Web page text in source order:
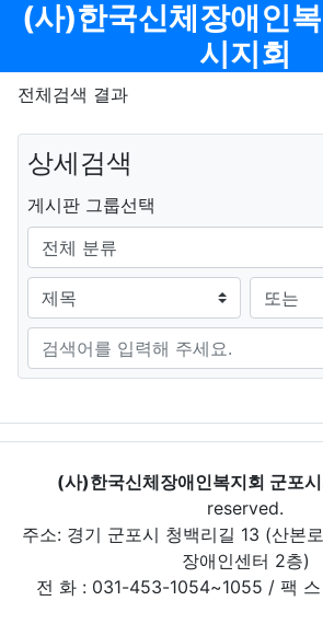
메뉴
(사)한국신체장애인
시지회
전체검색 결과
상세검색
그룹
게시판 그룹선택
검색조건 검색방법
검색어
(사)한국신체장애인복지회 군포
reserved.
주소: 경기 군포시 청백리길 13 (산본
장애인센터 2층)
전 화 : 031-453-1054~1055 / 팩